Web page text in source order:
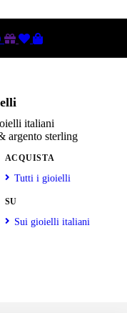
Buono
ListaCarrello
argento sterling
ACQUISTA
Tutti i gioielli
SU
Sui gioielli italiani